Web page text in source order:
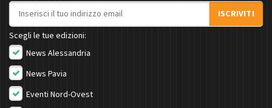
Indirizzo email
ISCRIVITI
Scegli le tue edizioni:
News Alessandria
News Pavia
Eventi Nord-Ovest